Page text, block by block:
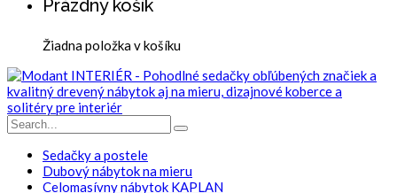
Prázdny košík
Žiadna položka v košíku
Sedačky a postele
Dubový nábytok na mieru
Celomasívny nábytok KAPLAN